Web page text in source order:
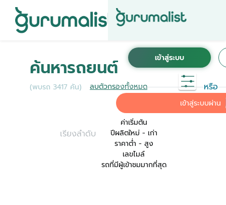
หรือ
เข้าสู่ระบบผ่าน
ค้นหารถยนต์
(พบรถ 3417 คัน) ลบตัวกรองทั้งหมด
เรียงลำดับ
ค่าเริ่มต้น
ปีผลิตใหม่ - เก่า
ราคาต่ำ - สูง
เลขไมล์
รถที่มีผู้เข้าชมมากที่สุด
เพื่อการใช้งานที่สะดวกที่สุด ระบบจะทำการเชื่อม
ต่อบัญชีการใช้งาน KINTO ของคุณเข้ากับ
Gurumalist